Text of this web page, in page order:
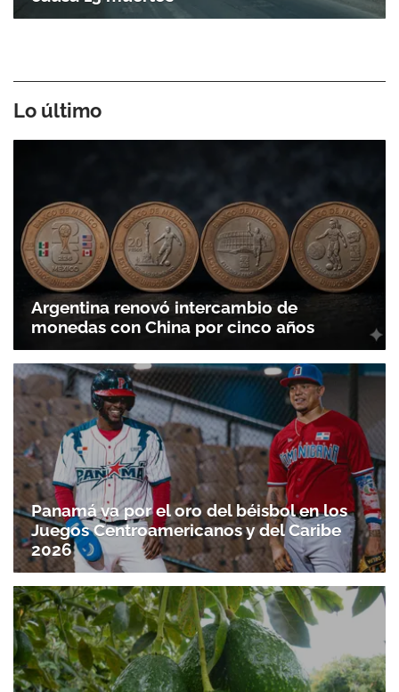
Gracias por suscribirte a nuestro boletín.
ACEPTAR
Lo último
Argentina renovó intercambio de
monedas con China por cinco años
Panamá va por el oro del béisbol en los
Juegos Centroamericanos y del Caribe
2026